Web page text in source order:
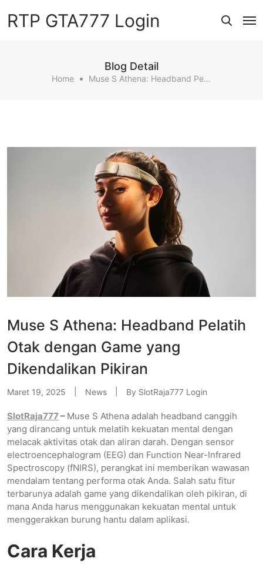
RTP GTA777 Login
Blog Detail
Home Muse S Athena: Headband Pelatih Otak Dengan Game Yang Dikendalikan Pikiran
Muse S Athena: Headband Pelatih
Otak dengan Game yang
Dikendalikan Pikiran
Maret 19, 2025 News By SlotRaja777 Login
SlotRaja777– Muse S Athena adalah headband canggih
yang dirancang untuk melatih kekuatan mental dengan
melacak aktivitas otak dan aliran darah. Dengan sensor
electroencephalogram (EEG) dan Function Near-Infrared
Spectroscopy (fNIRS), perangkat ini memberikan wawasan
mendalam tentang performa otak Anda. Salah satu fitur
terbarunya adalah game yang dikendalikan oleh pikiran, di
mana Anda harus menggunakan kekuatan mental untuk
menggerakkan burung hantu dalam aplikasi.
Cara Kerja